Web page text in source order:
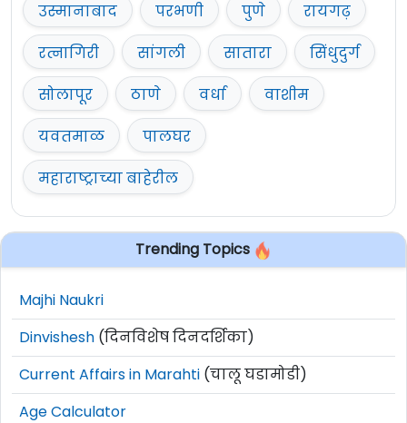
उस्मानाबाद
परभणी पुणे
रायगढ़
रत्नागिरी
सांगली सातारा
सिंधुदुर्ग
सोलापूर
ठाणे वर्धा
वाशीम
यवतमाळ
पालघर
महाराष्ट्राच्या बाहेरील
Trending Topics
Majhi Naukri
Dinvishesh (दिनविशेष दिनदर्शिका)
Current Affairs in Marahti (चालू घडामोडी)
Age Calculator